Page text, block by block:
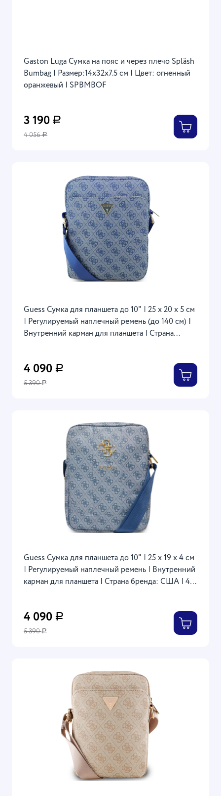
Gaston Luga Сумка на пояс и через плечо Spläsh
Bumbag | Размер:14х32х7.5 см | Цвет: огненный
оранжевый | SPBMBOF
3 190 Р
4 056Р
Guess Сумка для планшета до 10" | 25 х 20 х 5 см
| Регулируемый наплечный ремень (до 140 см) |
Внутренний карман для планшета | Страна
4 090 Р
5 390Р
Guess Сумка для планшета до 10" | 25 х 19 х 4 см
| Регулируемый наплечный ремень | Внутренний
карман для планшета | Страна бренда: США | 4G
4 090 Р
5 390Р